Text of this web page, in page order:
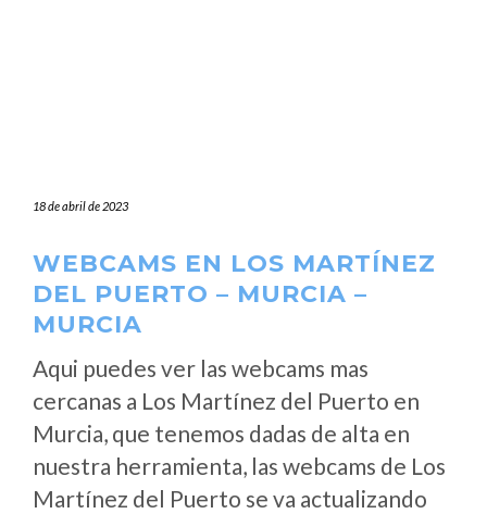
18 de abril de 2023
WEBCAMS EN LOS MARTÍNEZ
DEL PUERTO – MURCIA –
MURCIA
Aqui puedes ver las webcams mas
cercanas a Los Martínez del Puerto en
Murcia, que tenemos dadas de alta en
nuestra herramienta, las webcams de Los
Martínez del Puerto se va actualizando